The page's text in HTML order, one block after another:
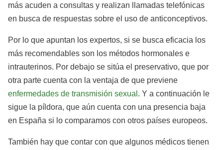
más acuden a consultas y realizan llamadas telefónicas
en busca de respuestas sobre el uso de anticonceptivos.
Por lo que apuntan los expertos, si se busca eficacia los
más recomendables son los métodos hormonales e
intrauterinos. Por debajo se sitúa el preservativo, que por
otra parte cuenta con la ventaja de que previene
enfermedades de transmisión sexual . Y a continuación le
sigue la píldora, que aún cuenta con una presencia baja
en España si lo comparamos con otros países europeos.
También hay que contar con que algunos médicos tienen